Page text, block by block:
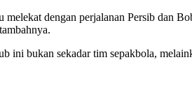
dengan perjalanan Persib dan
bukan sekadar tim sepakbola,